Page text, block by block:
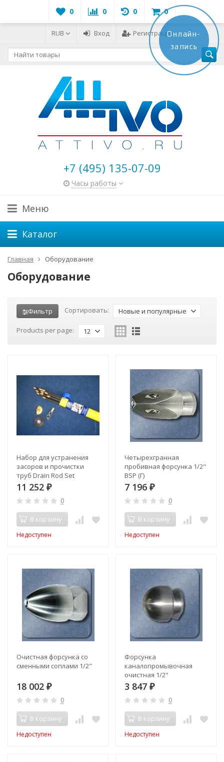
0 0 0 0
RUB Вход Регистрация
+7 (495) 135-07-09
Часы работы
Меню
Каталог
Главная Оборудование
Оборудование
Фильтр Сортировать: Новые и популярные
Products per page: 12
Набор для устранения
засоров и прочистки
труб Drain Rod Set
быстрозажимной
замковый
11 252 ₽
0
В корзину
Недоступен
Четырехгранная
пробивная форсунка 1/2"
BSP (Г)
7 196 ₽
0
В корзину
Недоступен
Очистная форсунка со
сменными соплами 1/2"
18 002 ₽
0
В корзину
Недоступен
Форсунка
каналопромывочная
очистная 1/2"
3 847 ₽
0
В корзину
Недоступен
Онлайн-
запись